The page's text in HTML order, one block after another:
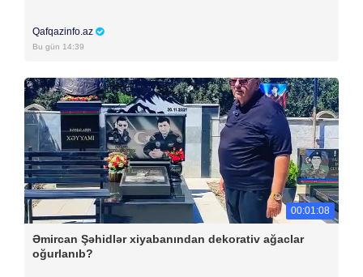
Qafqazinfo.az
Bu gün 14:39
00:01:08
Əmircan Şəhidlər xiyabanından dekorativ ağaclar
oğurlanıb?